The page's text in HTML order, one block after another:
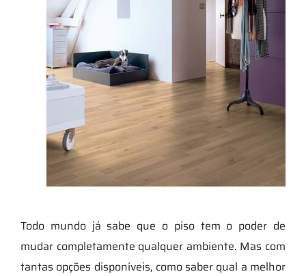
Todo mundo já sabe que o piso tem o poder de
mudar completamente qualquer ambiente. Mas com
tantas opções disponíveis, como saber qual a melhor